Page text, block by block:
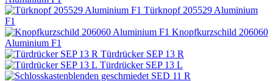
Türknopf 205529 Aluminium
F1
Knopfkurzschild 206060
Aluminium F1
Türdrücker SEP 13 R
Türdrücker SEP 13 L